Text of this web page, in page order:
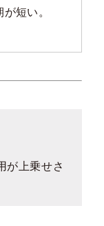
短い。
が上乗せさ